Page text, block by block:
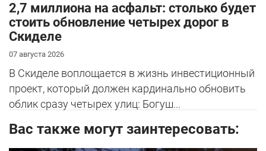
2,7 миллиона на асфальт: столько будет
стоить обновление четырех дорог в
Скиделе
07 августа 2026
В Скиделе воплощается в жизнь инвестиционный
проект, который должен кардинально обновить
облик сразу четырех улиц: Богуш...
Вас также могут заинтересовать: